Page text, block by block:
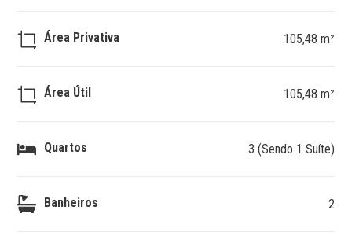
Área Privativa 105,48 m²
Área Útil 105,48 m²
Quartos 3 (Sendo 1 Suíte)
Banheiros 2